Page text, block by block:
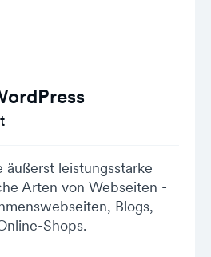
äußerst leistungsstarke
Arten von Webseiten -
Blogs,
Shops.